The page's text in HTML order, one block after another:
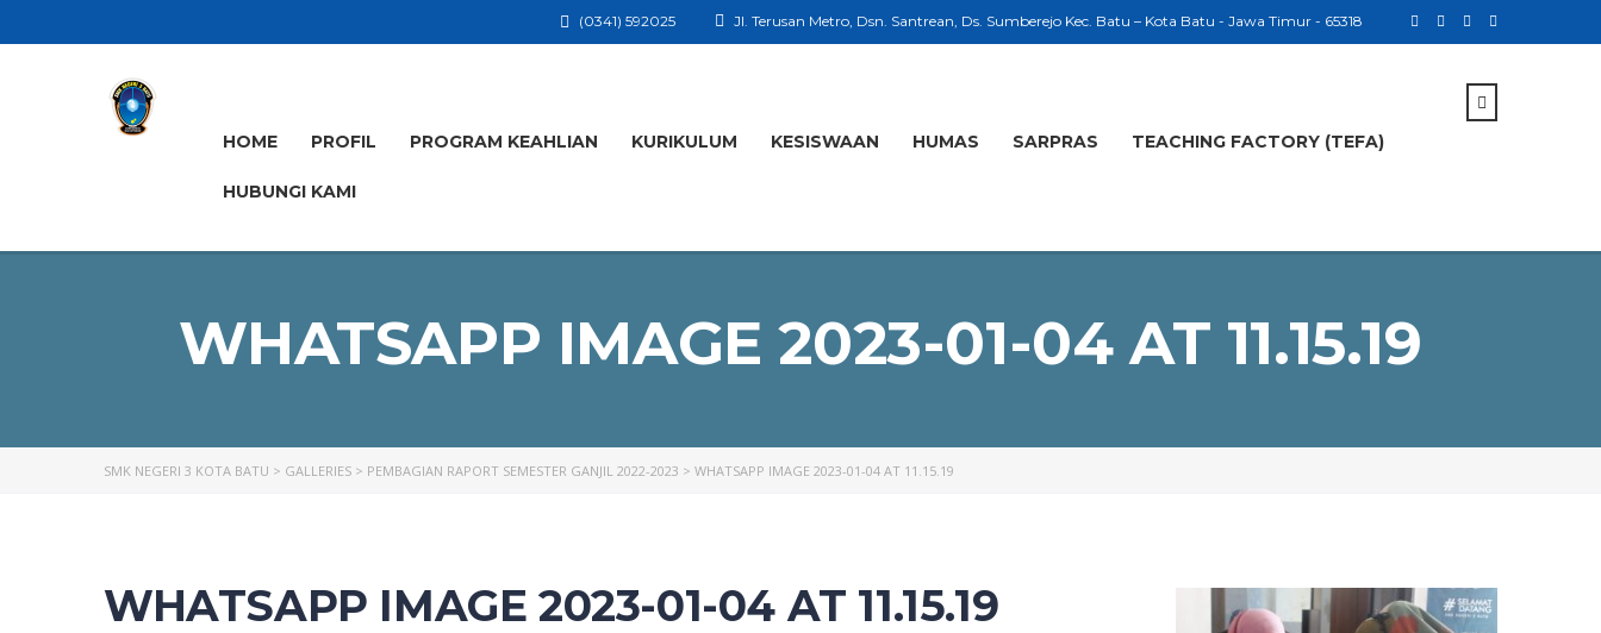
Jl. Terusan Metro, Dsn. Santrean, Ds. Sumberejo Kec. Batu – Kota Batu - Jawa Timur - 65318
(0341) 592025
HOME PROFIL PROGRAM KEAHLIAN KURIKULUM KESISWAAN HUMAS SARPRAS TEACHING FACTORY (TEFA)
HUBUNGI KAMI
WHATSAPP IMAGE 2023-01-04 AT 11.15.19
SMK NEGERI 3 KOTA BATU > GALLERIES > PEMBAGIAN RAPORT SEMESTER GANJIL 2022-2023 > WHATSAPP IMAGE 2023-01-04 AT 11.15.19
WHATSAPP IMAGE 2023-01-04 AT 11.15.19